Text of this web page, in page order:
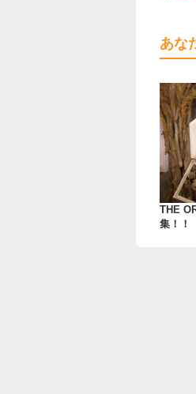
あな
THE
集！！